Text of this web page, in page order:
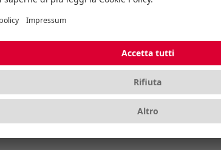
128)